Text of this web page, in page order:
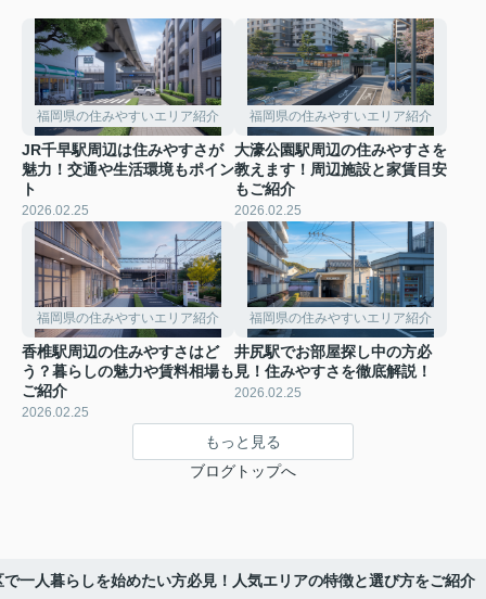
福岡県の住みやすいエリア紹介
JR千早駅周辺は住みやすさが
魅力！交通や生活環境もポイン
ト
2026.02.25
福岡県の住みやすいエリア紹介
大濠公園駅周辺の住みやすさを
教えます！周辺施設と家賃目安
もご紹介
2026.02.25
福岡県の住みやすいエリア紹介
香椎駅周辺の住みやすさはど
う？暮らしの魅力や賃料相場も
ご紹介
2026.02.25
福岡県の住みやすいエリア紹介
井尻駅でお部屋探し中の方必
見！住みやすさを徹底解説！
2026.02.25
もっと見る
ブログトップへ
で一人暮らしを始めたい方必見！人気エリアの特徴と選び方をご紹介